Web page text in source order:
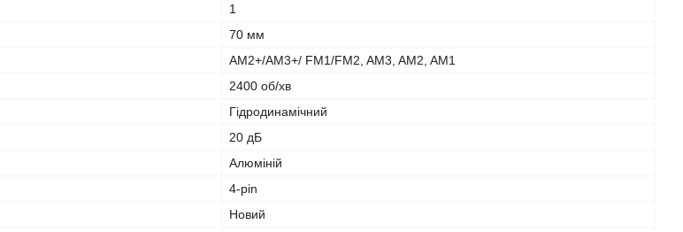
1
70 мм
AM2+/AM3+/ FM1/FM2, AM3, AM2, AM1
2400 об/хв
Гідродинамічний
20 дБ
Алюміній
4-pin
Новий